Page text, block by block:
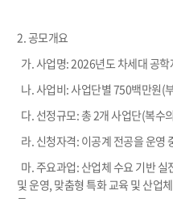
2. 공모개요
가. 사업명: 2026년도 차세대 공
나. 사업비: 사업단별 750백만원(
다. 선정규모: 총 2개 사업단(복수
라. 신청자격: 이공계 전공을 운영
마. 주요과업: 산업체 수요 기반
및 운영, 맞춤형 특화 교육 및 산업